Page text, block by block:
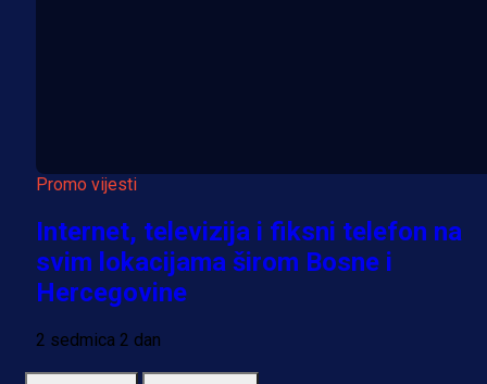
Promo vijesti
Internet, televizija i fiksni telefon na
svim lokacijama širom Bosne i
Hercegovine
2 sedmica 2 dan